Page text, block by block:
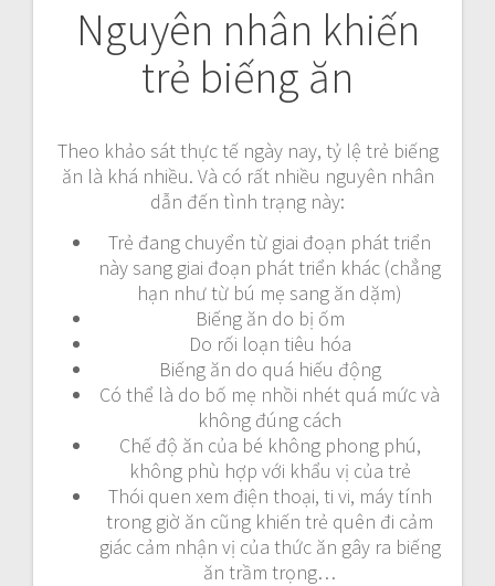
Nguyên nhân khiến
trẻ biếng ăn
Theo khảo sát thực tế ngày nay, tỷ lệ trẻ biếng
ăn là khá nhiều. Và có rất nhiều nguyên nhân
dẫn đến tình trạng này:
Trẻ đang chuyển từ giai đoạn phát triển
này sang giai đoạn phát triển khác (chẳng
hạn như từ bú mẹ sang ăn dặm)
Biếng ăn do bị ốm
Do rối loạn tiêu hóa
Biếng ăn do quá hiếu động
Có thể là do bố mẹ nhồi nhét quá mức và
không đúng cách
Chế độ ăn của bé không phong phú,
không phù hợp với khẩu vị của trẻ
Thói quen xem điện thoại, ti vi, máy tính
trong giờ ăn cũng khiến trẻ quên đi cảm
giác cảm nhận vị của thức ăn gây ra biếng
ăn trầm trọng…